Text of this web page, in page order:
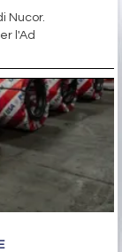
Nucor.
l'Ad